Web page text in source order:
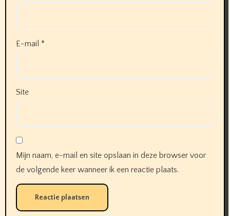
E-mail *
Site
Mijn naam, e-mail en site opslaan in deze browser voor
de volgende keer wanneer ik een reactie plaats.